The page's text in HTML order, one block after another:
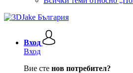
Вход
Вход
Вие сте нов потребител?